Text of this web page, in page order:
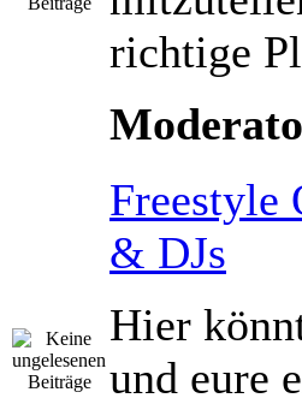
richtige
Freestyle
& DJs
Hier
und eure